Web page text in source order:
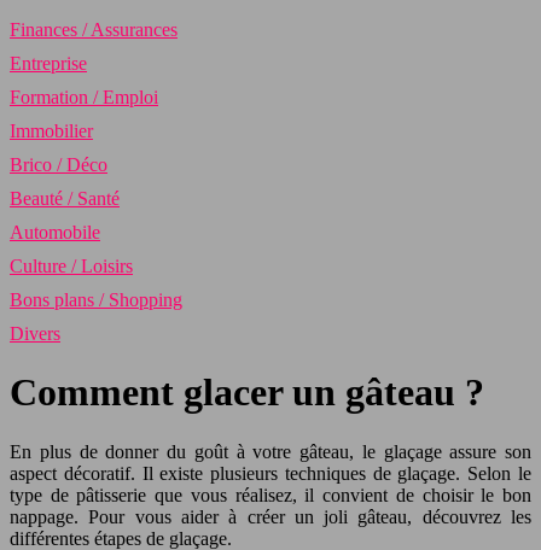
Finances / Assurances
Entreprise
Formation / Emploi
Immobilier
Brico / Déco
Beauté / Santé
Automobile
Culture / Loisirs
Bons plans / Shopping
Divers
Comment glacer un gâteau ?
En plus de donner du goût à votre gâteau, le glaçage assure son
aspect décoratif. Il existe plusieurs techniques de glaçage. Selon le
type de pâtisserie que vous réalisez, il convient de choisir le bon
nappage. Pour vous aider à créer un joli gâteau, découvrez les
différentes étapes de glaçage.